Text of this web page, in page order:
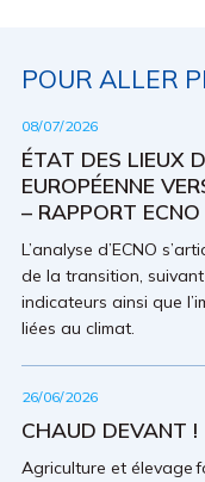
POUR ALLER
08/07/2026
ÉTAT DES LIEUX
EUROPÉENNE
– RAPPORT
L’analyse d’ECNO
de la transition,
indicateurs ainsi que
liées au climat.
26/06/2026
CHAUD DEVANT !
Agriculture et élevage